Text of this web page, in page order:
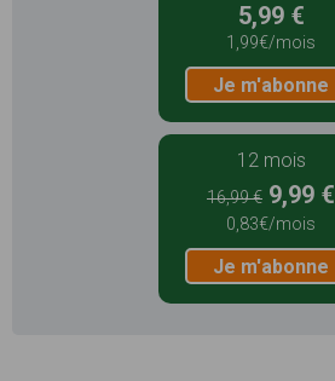
5,99 €
1,99€/mois
Je m'abonne
12 mois
16,99 € 9,99 €
0,83€/mois
Je m'abonne